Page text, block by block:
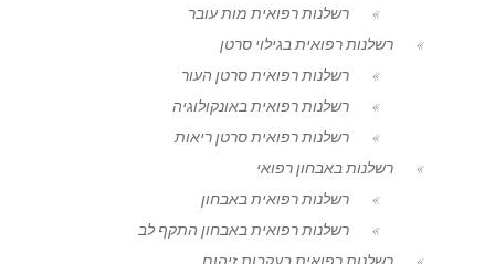
רשלנות רפואית מות עובר
רשלנות רפואית בגילוי סרטן
רשלנות רפואית סרטן העור
רשלנות רפואית באונקולוגיה
רשלנות רפואית סרטן ריאות
רשלנות באבחון רפואי
רשלנות רפואית באבחון
רשלנות רפואית באבחון התקף לב
רשלנות רפואית בעקבות זיהום